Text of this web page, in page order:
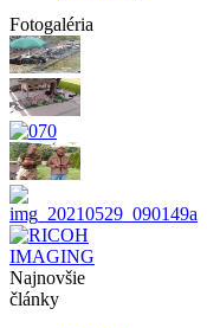
Fotogaléria
Najnovšie
články